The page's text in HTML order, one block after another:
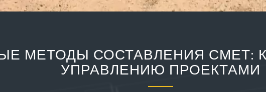
МЕТОДЫ СОСТАВЛЕНИЯ СМЕТ:
УПРАВЛЕНИЮ ПРОЕКТАМИ